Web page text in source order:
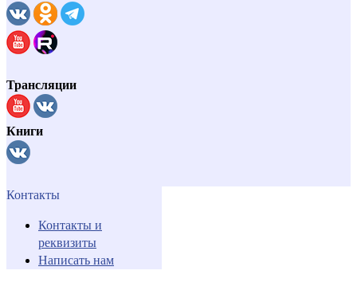
Трансляции
Книги
Контакты
Контакты и
реквизиты
Написать нам